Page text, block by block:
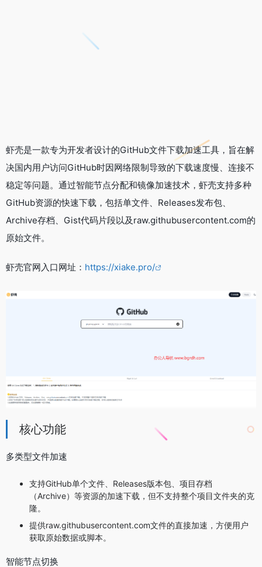
虾壳是一款专为开发者设计的GitHub文件下载加速工具，旨在解
决国内用户访问GitHub时因网络限制导致的下载速度慢、连接不
稳定等问题。通过智能节点分配和镜像加速技术，虾壳支持多种
GitHub资源的快速下载，包括单文件、Releases发布包、
Archive存档、Gist代码片段以及raw.githubusercontent.com的
原始文件。
虾壳官网入口网址： https://xiake.pro/
核心功能
多类型文件加速
支持GitHub单个文件、Releases版本包、项目存档
（Archive）等资源的加速下载，但不支持整个项目文件夹的克
隆。
提供raw.githubusercontent.com文件的直接加速，方便用户
获取原始数据或脚本。
智能节点切换